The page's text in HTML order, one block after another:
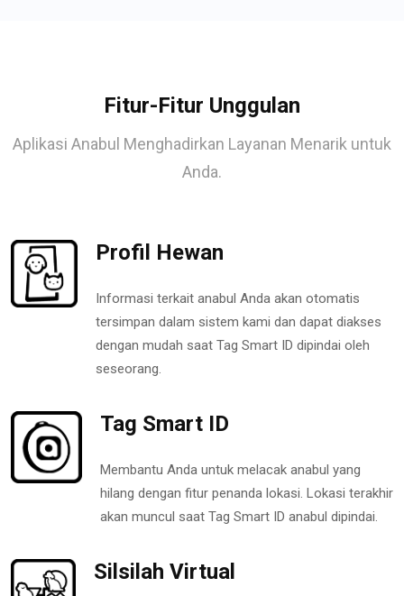
Fitur-Fitur Unggulan
Aplikasi Anabul Menghadirkan Layanan Menarik untuk
Anda.
Profil Hewan
Informasi terkait anabul Anda akan otomatis
tersimpan dalam sistem kami dan dapat diakses
dengan mudah saat Tag Smart ID dipindai oleh
seseorang.
Tag Smart ID
Membantu Anda untuk melacak anabul yang
hilang dengan fitur penanda lokasi. Lokasi terakhir
akan muncul saat Tag Smart ID anabul dipindai.
Silsilah Virtual